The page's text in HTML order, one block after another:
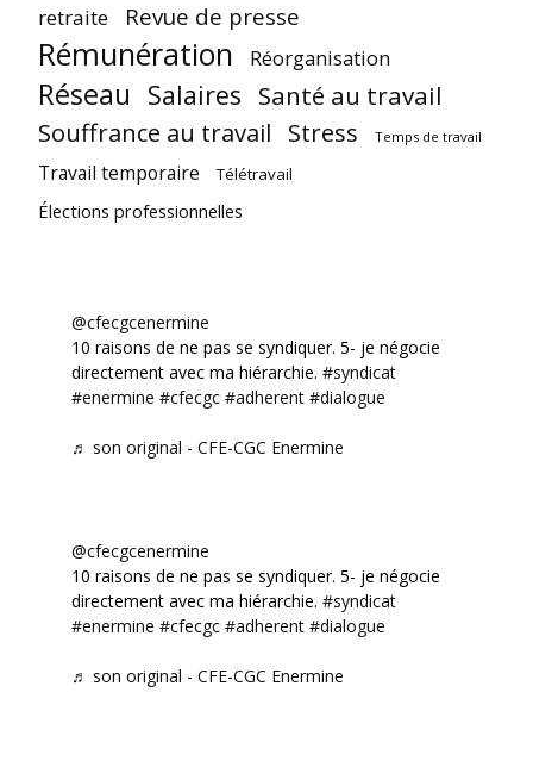
retraite Revue de presse
Rémunération Réorganisation
Réseau Salaires Santé au travail
Souffrance au travail Stress Temps de travail
Travail temporaire Télétravail
Élections professionnelles
@cfecgcenermine
10 raisons de ne pas se syndiquer. 5- je négocie
directement avec ma hiérarchie. #syndicat
#enermine #cfecgc #adherent #dialogue
♬ son original - CFE-CGC Enermine
@cfecgcenermine
10 raisons de ne pas se syndiquer. 5- je négocie
directement avec ma hiérarchie. #syndicat
#enermine #cfecgc #adherent #dialogue
♬ son original - CFE-CGC Enermine